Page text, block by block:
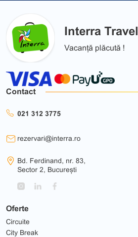
Interra Travel
Vacanță plăcută !
Oferte
Circuite
City Break
Contact
021 312 3775
rezervari@interra.ro
Bd. Ferdinand, nr. 83,
Sector 2, București